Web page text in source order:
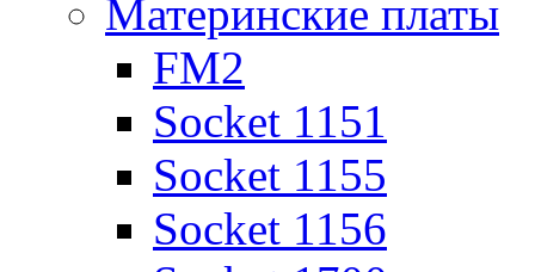
Материнские платы
FM2
Socket 1151
Socket 1155
Socket 1156